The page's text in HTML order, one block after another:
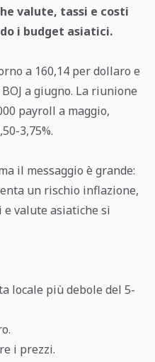
valute, tassi e costi
i budget asiatici.
a 160,14 per dollaro e
a giugno. La riunione
payroll a maggio,
3,75%.
il messaggio è grande:
un rischio inflazione,
valute asiatiche si
locale più debole del 5-
i prezzi.